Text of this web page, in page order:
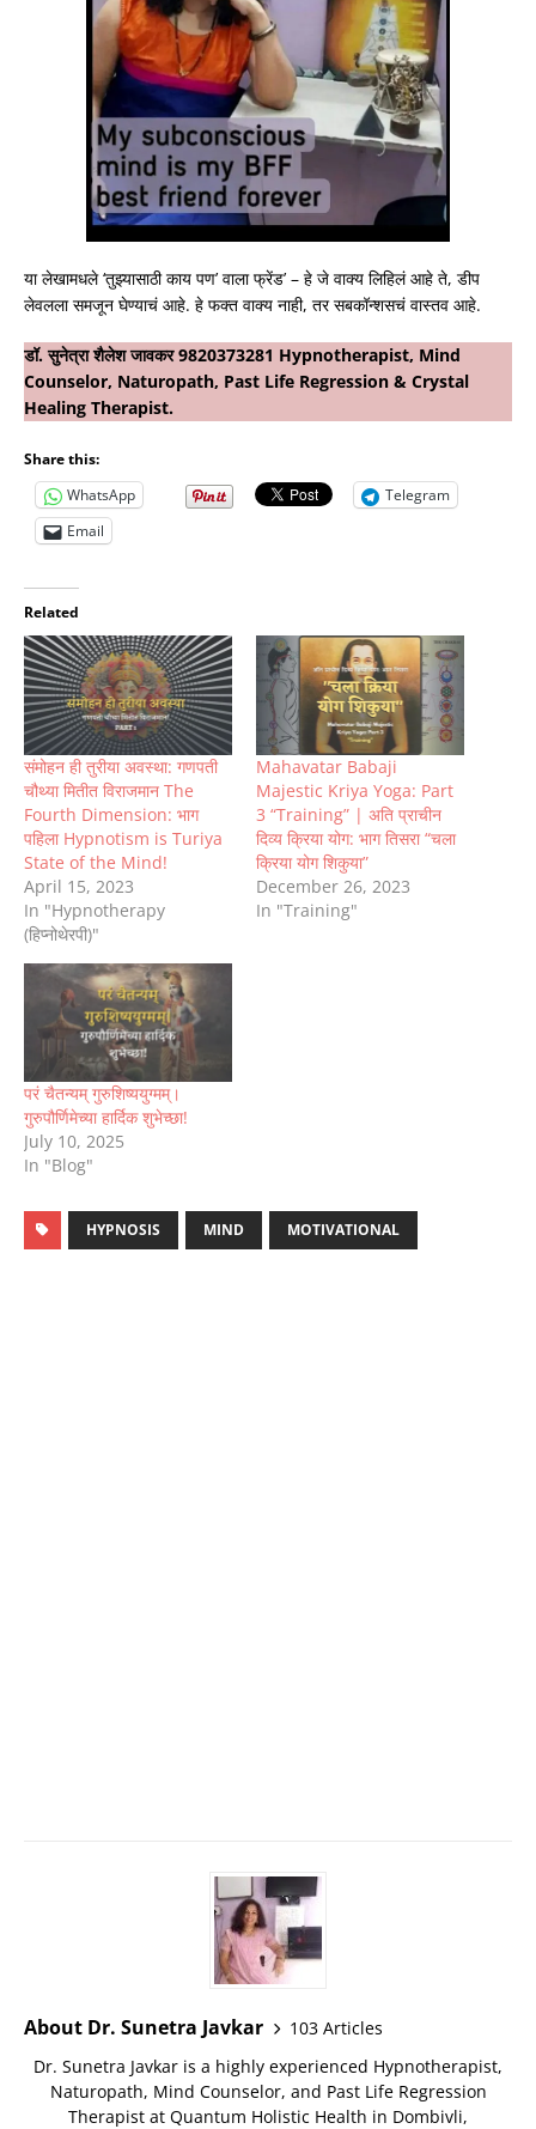
या लेखामधले ‘तुझ्यासाठी काय पण’ वाला फ्रेंड’ – हे जे वाक्य लिहिलं आहे ते, डीप
लेवलला समजून घेण्याचं आहे. हे फक्त वाक्य नाही, तर सबकॉन्शसचं वास्तव आहे.
डॉ. सुनेत्रा शैलेश जावकर 9820373281 Hypnotherapist, Mind
Counselor, Naturopath, Past Life Regression & Crystal
Healing Therapist.
Share this:
WhatsApp
Telegram
Email
Related
संमोहन ही तुरीया अवस्था: गणपती
चौथ्या मितीत विराजमान The
Fourth Dimension: भाग
पहिला Hypnotism is Turiya
State of the Mind!
April 15, 2023
In "Hypnotherapy
(हिप्नोथेरपी)"
Mahavatar Babaji
Majestic Kriya Yoga: Part
3 “Training” | अति प्राचीन
दिव्य क्रिया योग: भाग तिसरा “चला
क्रिया योग शिकुया”
December 26, 2023
In "Training"
परं चैतन्यम् गुरुशिष्ययुग्मम्।
गुरुपौर्णिमेच्या हार्दिक शुभेच्छा!
July 10, 2025
In "Blog"
HYPNOSIS MIND MOTIVATIONAL
About Dr. Sunetra Javkar
103 Articles
Dr. Sunetra Javkar is a highly experienced Hypnotherapist,
Naturopath, Mind Counselor, and Past Life Regression
Therapist at Quantum Holistic Health in Dombivli,